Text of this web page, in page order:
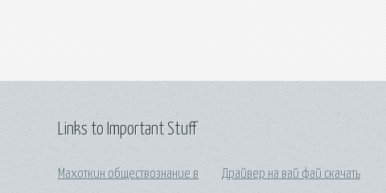
Links to Important Stuff
Махоткин обществознание в
Драйвер на вай фай скачать